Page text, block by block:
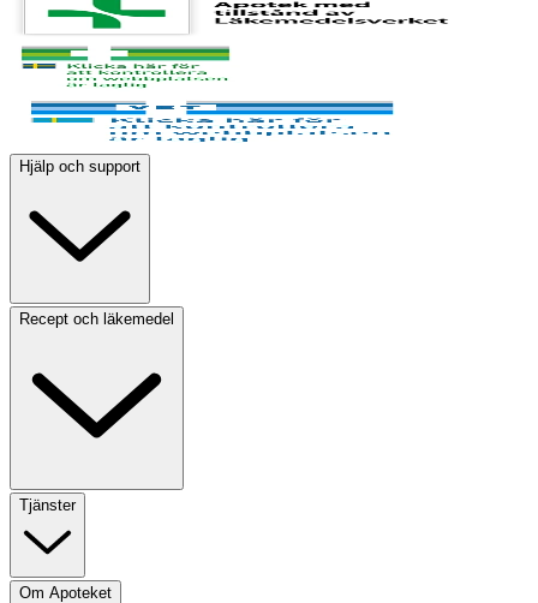
Hjälp och support
Recept och läkemedel
Tjänster
Om Apoteket